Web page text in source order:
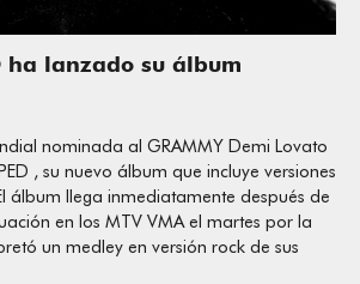
ha lanzado su álbum
nominada al GRAMMY Demi Lovato
, su nuevo álbum que incluye versiones
álbum llega inmediatamente después de
en los MTV VMA el martes por la
un medley en versión rock de sus